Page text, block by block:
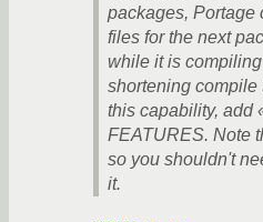
packages, Portage
files for the next
while it is
shortening compile
this capability, add
FEATURES. Note
so you shouldn't
it.